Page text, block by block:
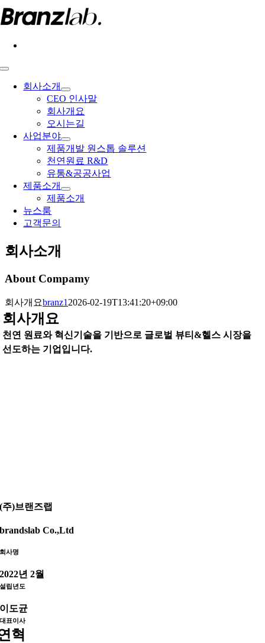
콘
텐
너
Toggle
Navigation회사소개
CEO 인사말
회사개요
오시는길
사업분야
제품개발 원스톱 솔루션
천연원료 R&D
유통&공공사업
제품소개
제품소개
뉴스룸
고객문의
회사소개
About Compamy
회사개요branz1 2026-02-19T13:41:20+09:00
회사개요
천연 원료와 혁신기술을 기반으로 글로벌 뷰티&헬스 시장을
선도하는 기업입니다.
(주)브랜즈랩
brandslab Co.,Ltd
회사명
2022년 2월
설립년도
이도균
대표이사
혁